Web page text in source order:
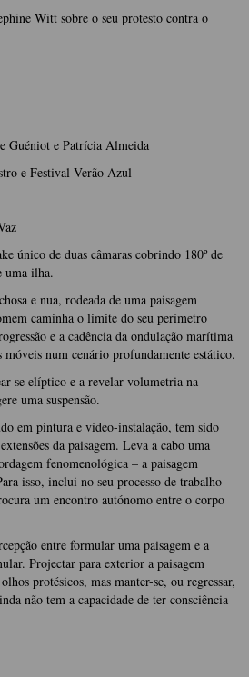
Witt sobre o seu protesto contra o
Guéniot e Patrícia Almeida
e Festival Verão Azul
único de duas câmaras cobrindo 180º de
uma ilha.
e nua, rodeada de uma paisagem
caminha o limite do seu perímetro
e a cadência da ondulação marítima
móveis num cenário profundamente estático.
se elíptico e a revelar volumetria na
uma suspensão.
em pintura e vídeo-instalação, tem sido
da paisagem. Leva a cabo uma
fenomenológica – a paisagem
isso, inclui no seu processo de trabalho
um encontro autónomo entre o corpo
entre formular uma paisagem e a
Projectar para exterior a paisagem
protésicos, mas manter-se, ou regressar,
não tem a capacidade de ter consciência